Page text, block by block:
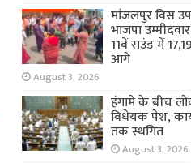
मांजलपुर विस
भाजपा
11वें राउंड में
आगे
August 3, 2026
हंगामे के बीच
विधेयक पेश,
तक स्थगित
August 3, 2026